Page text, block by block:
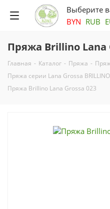
Выберите
BYN RUB
Пряжа Brillino Lana
Главная - Каталог - Пряжа -
Пряжа серии Lana Grossa
Пряжа Brillino Lana Grossa 023